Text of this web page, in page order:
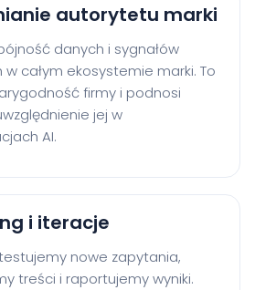
autorytetu marki
danych i sygnałów
w całym ekosystemie marki. To
firmy i podnosi
jej w
AI.
i iteracje
nowe zapytania,
treści i raportujemy wyniki.